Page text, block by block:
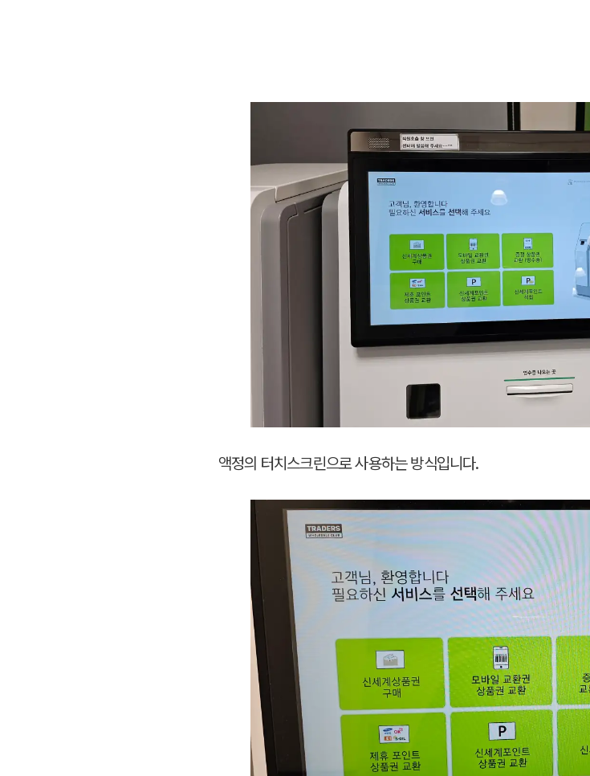
액정의 터치스크린으로 사용하는 방식입니다.